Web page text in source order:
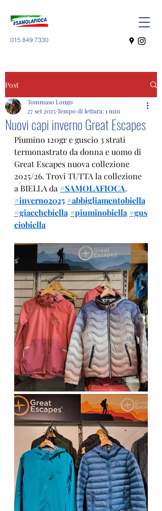
015 849 7330
Post
Nuovi capi inverno Great Escapes
Tommaso Longo
27 set 2025Tempo di lettura: 1 min
Piumino 120gr e guscio 3 strati
termonastrato da donna e uomo di
Great Escapes nuova collezione
2025/26. Trovi TUTTA la collezione
a BIELLA da #SAMOLAFIOCA.
#inverno2025 #abbigliamentobiella
#giacchebiella #piuminobiella #gus
ciobiella